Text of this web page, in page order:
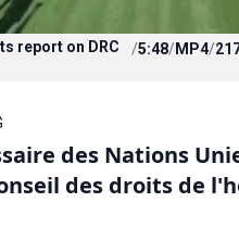
report on DRC
/5:48/MP4/
des Nations
des droits de